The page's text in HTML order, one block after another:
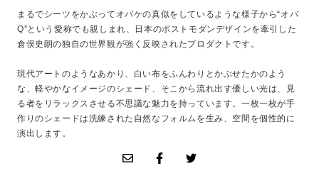
まるでシーツをかぶってオバケの真似をしているような様子から“オバ
Q”という愛称でも親しまれ、日本のポストモダンデザインを牽引した
倉俣史朗の独自の世界観が強く反映されたプロダクトです。
現代アートのようなあかり、白い布をふんわりとかぶせたかのよう
な、軽やかなイメージのシェード、そこから流れ出す優しい光は、見
る者をリラックスさせる不思議な魅力を持っています。一枚一枚が手
作りのシェードは洗練された自然なフォルムを生み、空間を個性的に
演出します。